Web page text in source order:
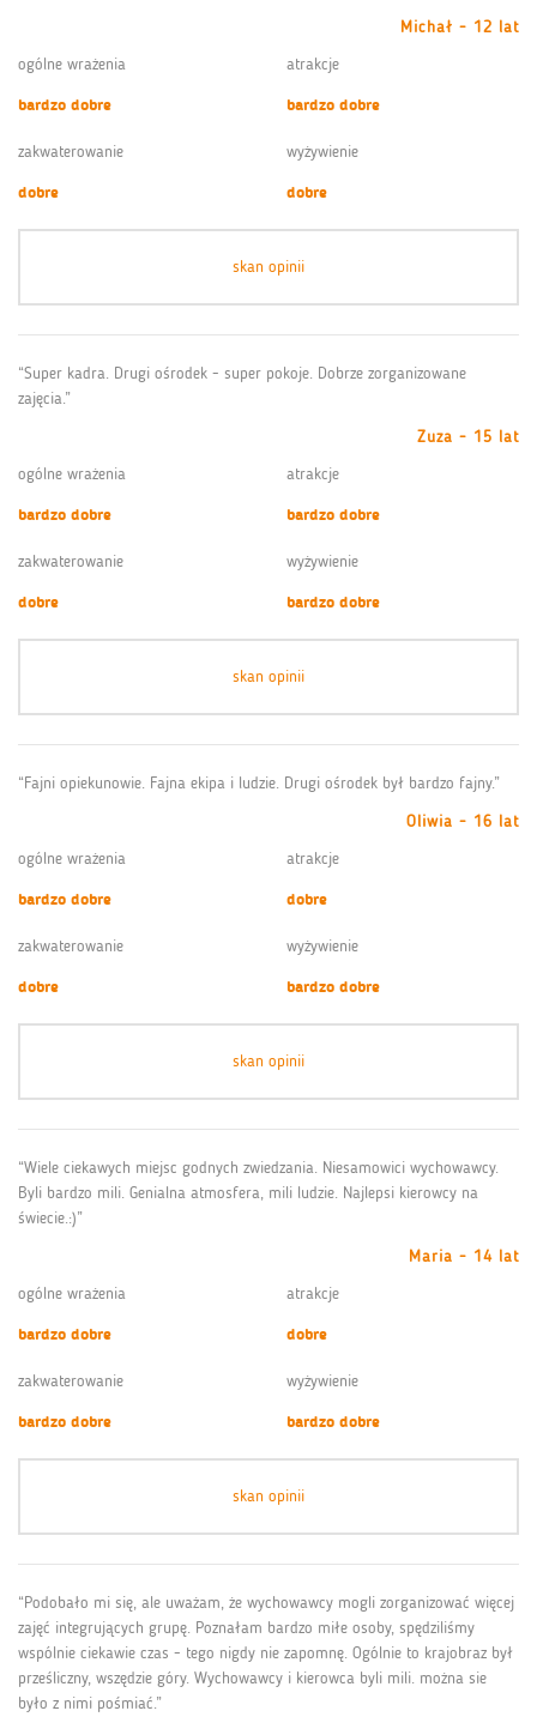
Michał - 12 lat
ogólne wrażenia
bardzo dobre
atrakcje
bardzo dobre
zakwaterowanie
dobre
wyżywienie
dobre
skan opinii
“Super kadra. Drugi ośrodek - super pokoje. Dobrze zorganizowane
zajęcia.”
Zuza - 15 lat
ogólne wrażenia
bardzo dobre
atrakcje
bardzo dobre
zakwaterowanie
dobre
wyżywienie
bardzo dobre
skan opinii
“Fajni opiekunowie. Fajna ekipa i ludzie. Drugi ośrodek był bardzo fajny.”
Oliwia - 16 lat
ogólne wrażenia
bardzo dobre
atrakcje
dobre
zakwaterowanie
dobre
wyżywienie
bardzo dobre
skan opinii
“Wiele ciekawych miejsc godnych zwiedzania. Niesamowici wychowawcy.
Byli bardzo mili. Genialna atmosfera, mili ludzie. Najlepsi kierowcy na
świecie.:)”
Maria - 14 lat
ogólne wrażenia
bardzo dobre
atrakcje
dobre
zakwaterowanie
bardzo dobre
wyżywienie
bardzo dobre
skan opinii
“Podobało mi się, ale uważam, że wychowawcy mogli zorganizować więcej
zajęć integrujących grupę. Poznałam bardzo miłe osoby, spędziliśmy
wspólnie ciekawie czas - tego nigdy nie zapomnę. Ogólnie to krajobraz był
prześliczny, wszędzie góry. Wychowawcy i kierowca byli mili. można sie
było z nimi pośmiać.”